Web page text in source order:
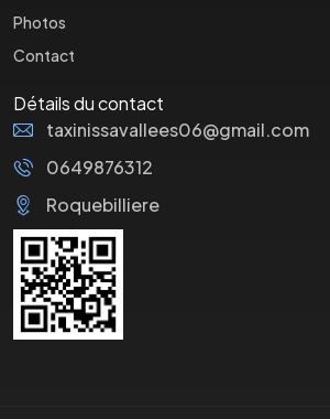
Photos
Contact
Détails du contact
taxinissavallees06@gmail.com
0649876312
Roquebilliere